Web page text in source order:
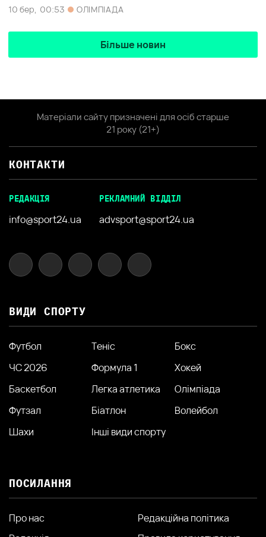
10 бер, 00:53 ОЛІМПІАДА
Більше новин
Матеріали сайту призначені для осіб старше
21 року (21+)
КОНТАКТИ
РЕДАКЦІЯ
info@sport24.ua
РЕКЛАМНИЙ ВІДДІЛ
advsport@sport24.ua
ВИДИ СПОРТУ
Футбол Теніс
Бокс
ЧС 2026
Формула 1
Хокей
Баскетбол
Легка атлетика
Олімпіада
Футзал
Біатлон
Волейбол
Шахи
Інші види спорту
ПОСИЛАННЯ
Про нас
Редакційна політика